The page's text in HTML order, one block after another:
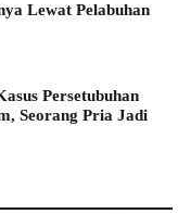
Lewat Pelabuhan
Persetubuhan
Seorang Pria Jadi